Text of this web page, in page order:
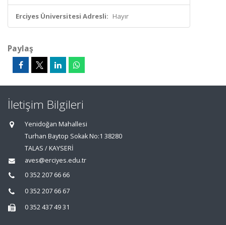
Erciyes Üniversitesi Adresli: Hayır
Paylaş
İletişim Bilgileri
Yenidoğan Mahallesi
Turhan Baytop Sokak No:1 38280
TALAS / KAYSERİ
aves@erciyes.edu.tr
0 352 207 66 66
0 352 207 66 67
0 352 437 49 31